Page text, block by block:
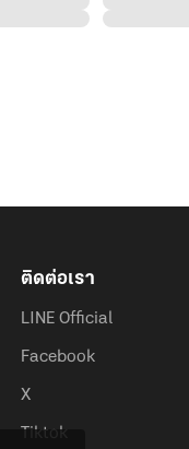
ติดต่อเรา
LINE Official
Facebook
X
Tiktok